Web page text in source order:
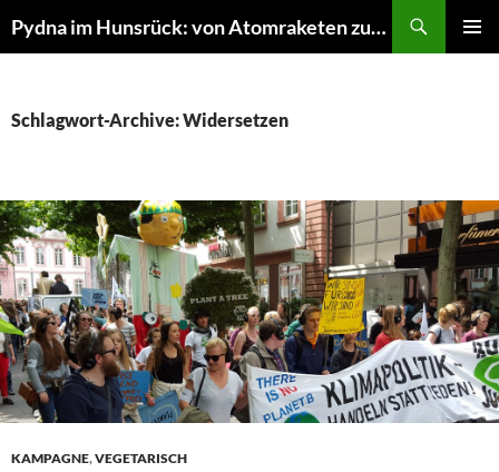
Pydna im Hunsrück: von Atomraketen zur NATURE ONE
Schlagwort-Archive: Widersetzen
KAMPAGNE,VEGETARISCH